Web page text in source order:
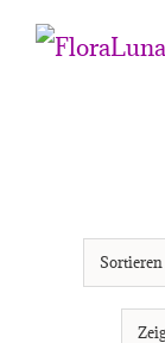
Zum